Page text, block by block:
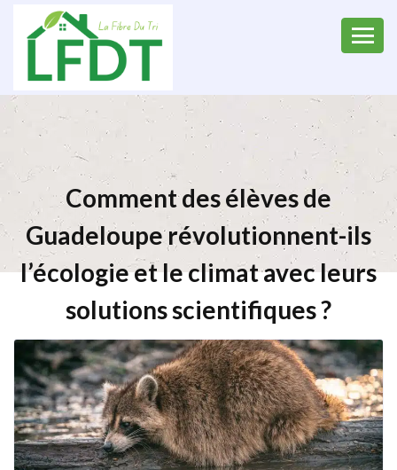
Comment des élèves de
Guadeloupe révolutionnent-ils
l’écologie et le climat avec leurs
solutions scientifiques ?